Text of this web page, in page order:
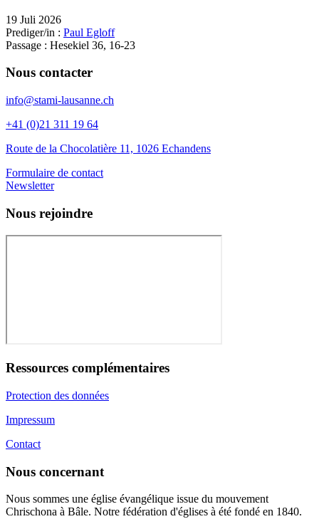
19 Juli 2026
Prediger/in : Paul Egloff
Passage : Hesekiel 36, 16-23
Nous contacter
info@stami-lausanne.ch
+41 (0)21 311 19 64
Route de la Chocolatière 11, 1026 Echandens
Formulaire de contact
Newsletter
Nous rejoindre
Ressources complémentaires
Protection des données
Impressum
Contact
Nous concernant
Nous sommes une église évangélique issue du mouvement
Chrischona à Bâle. Notre fédération d'églises à été fondé en 1840.